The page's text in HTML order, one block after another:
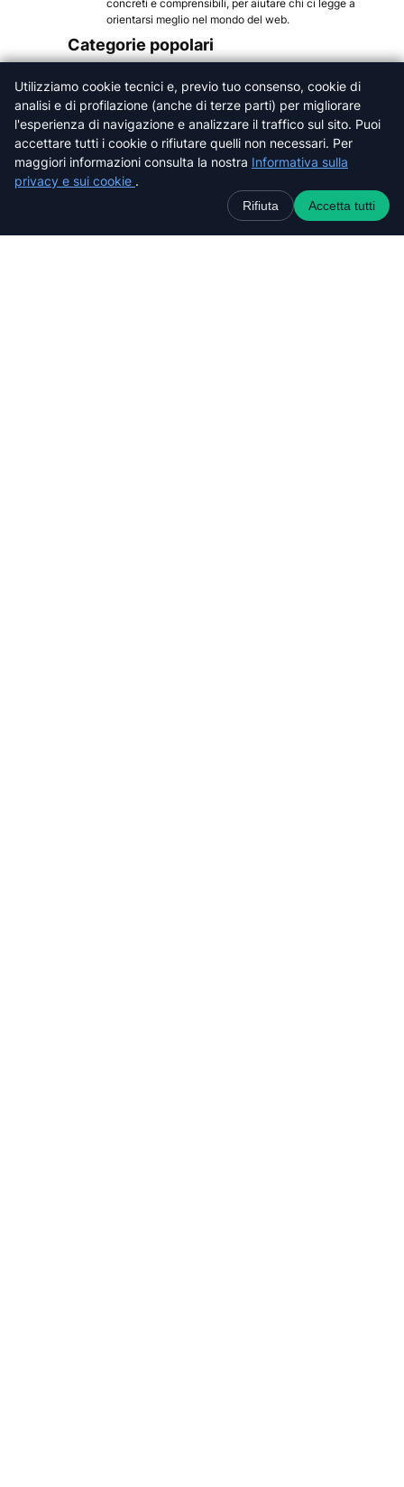
concreti e comprensibili, per aiutare chi ci legge a
orientarsi meglio nel mondo del web.
Categorie popolari
Arezzo
Firenze
Grosseto
Livorno
Lucca
Massa-Carrara
Prato
Utilizziamo cookie tecnici e, previo tuo consenso, cookie di
analisi e di profilazione (anche di terze parti) per migliorare
l'esperienza di navigazione e analizzare il traffico sul sito. Puoi
accettare tutti i cookie o rifiutare quelli non necessari. Per
maggiori informazioni consulta la nostra Informativa sulla
privacy e sui cookie .
Rifiuta Accetta tutti